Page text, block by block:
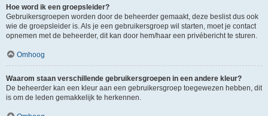
Hoe word ik een groepsleider?
Gebruikersgroepen worden door de beheerder gemaakt, deze beslist dus ook
wie de groepsleider is. Als je een gebruikersgroep wil starten, moet je contact
opnemen met de beheerder, dit kan door hem/haar een privébericht te sturen.
Omhoog
Waarom staan verschillende gebruikersgroepen in een andere kleur?
De beheerder kan een kleur aan een gebruikersgroep toegewezen hebben, dit
is om de leden gemakkelijk te herkennen.